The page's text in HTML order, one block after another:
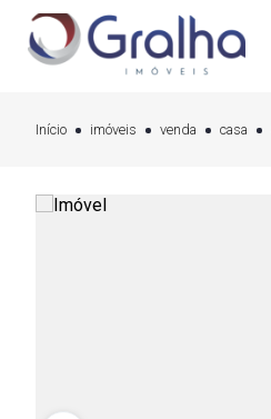
Início imóveis venda casa